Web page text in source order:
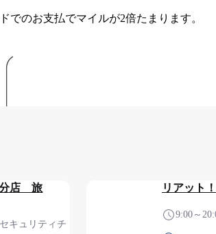
でのお支払でマイルが2倍たまります。
店 旅
キュリティチ
リアット！
9:00～